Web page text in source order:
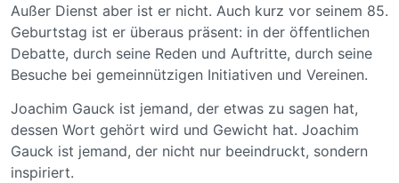
Außer Dienst aber ist er nicht. Auch kurz vor seinem 85.
Geburtstag ist er überaus präsent: in der öffentlichen
Debatte, durch seine Reden und Auftritte, durch seine
Besuche bei gemeinnützigen Initiativen und Vereinen.
Joachim Gauck ist jemand, der etwas zu sagen hat,
dessen Wort gehört wird und Gewicht hat. Joachim
Gauck ist jemand, der nicht nur beeindruckt, sondern
inspiriert.